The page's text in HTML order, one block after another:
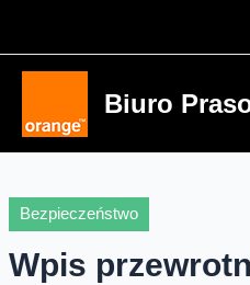
Biuro
Bezpieczeństwo
Wpis